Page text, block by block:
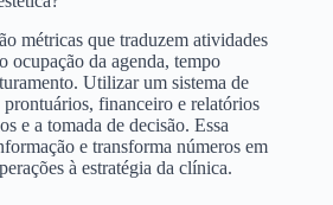
métricas que traduzem atividades
ocupação da agenda, tempo
Utilizar um sistema de
prontuários, financeiro e relatórios
e a tomada de decisão. Essa
e transforma números em
à estratégia da clínica.